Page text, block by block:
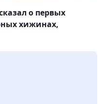
о первых
хижинах,